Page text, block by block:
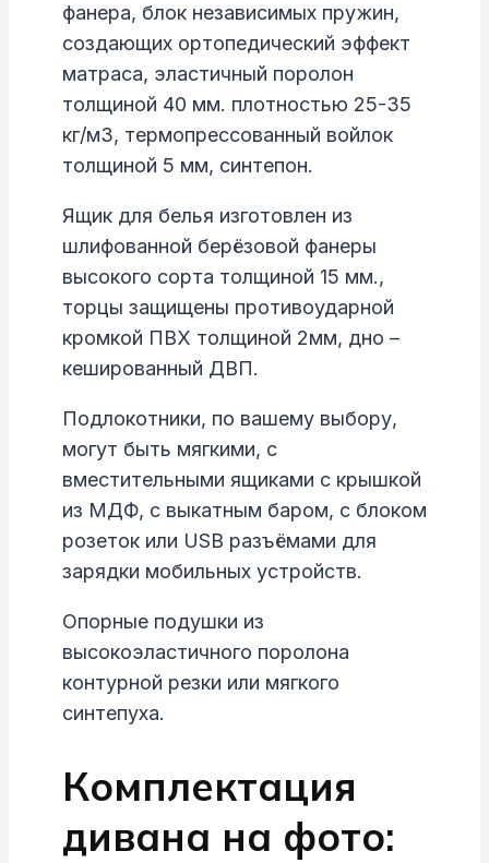
фанера, блок независимых пружин,
создающих ортопедический эффект
матраса, эластичный поролон
толщиной 40 мм. плотностью 25-35
кг/м3, термопрессованный войлок
толщиной 5 мм, синтепон.
Ящик для белья изготовлен из
шлифованной берёзовой фанеры
высокого сорта толщиной 15 мм.,
торцы защищены противоударной
кромкой ПВХ толщиной 2мм, дно –
кешированный ДВП.
Подлокотники, по вашему выбору,
могут быть мягкими, с
вместительными ящиками с крышкой
из МДФ, с выкатным баром, с блоком
розеток или USB разъёмами для
зарядки мобильных устройств.
Опорные подушки из
высокоэластичного поролона
контурной резки или мягкого
синтепуха.
Комплектация
дивана на фото: